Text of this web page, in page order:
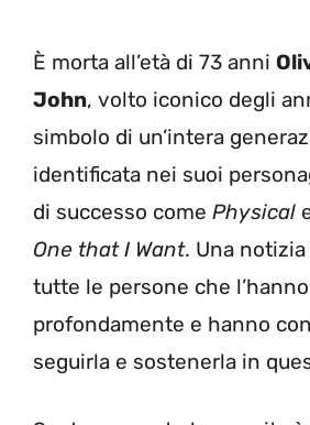
È morta all’età di 73 anni
John, volto iconico degli
simbolo di un’intera
identificata nei suoi
di successo come Physical
One that I Want. Una
tutte le persone che
profondamente e hanno
seguirla e sostenerla in